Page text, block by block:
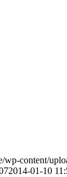
content/
2014-01-10